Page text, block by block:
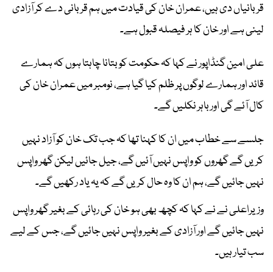
قربانیاں دی ہیں، عمران خان کی قیادت میں ہم قربانی دے کر آزادی
لینی ہے اور خان کا ہر فیصلہ قبول ہے۔
علی امین گنڈاپور نے کہا کہ حکومت کو بتانا چاہتا ہوں کہ ہمارے
قائد اور ہمارے لوگوں پر ظلم کیا گیا ہے، نومبر میں عمران خان کی
کال آئے گی اور باہر نکلیں گے۔
جلسے سے خطاب میں ان کا کہنا تھا کہ جب تک خان کو آزاد نہیں
کریں گے گھروں کو واپس نہیں آئیں گے، جیل جائیں لیکن گھر واپس
نہیں جائیں گے، ہم ان کا وہ حال کریں گے کہ یہ یاد رکھیں گے۔
وزیراعلی نے نے کہا کہ کچھ بھی ہو خان کی رہائی کے بغیر گھر واپس
نہیں جائیں گے اور آزادی کے بغیر واپس نہیں جائیں گے، جس کے لیے
سب تیار ہیں۔